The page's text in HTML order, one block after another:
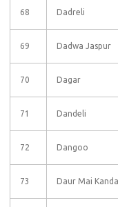
68 Dadreli
69 Dadwa Jaspur
70 Dagar
71 Dandeli
72 Dangoo
73 Daur Mai Kanda